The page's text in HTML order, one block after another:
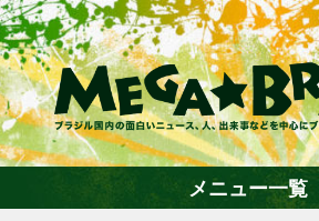
メニュー一覧